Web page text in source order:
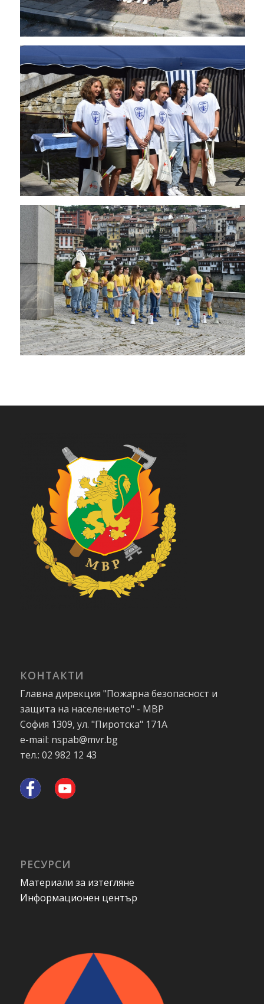
КОНТАКТИ
Главна дирекция "Пожарна безопасност и
защита на населението" - МВР
София 1309, ул. "Пиротска" 171А
e-mail: nspab@mvr.bg
тел.: 02 982 12 43
РЕСУРСИ
Материали за изтегляне
Информационен център